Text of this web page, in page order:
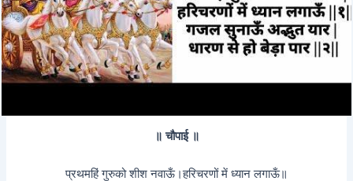
॥ चौपाई ॥
प्रथमहिं गुरुको शीश नवाऊँ।हरिचरणों में ध्यान लगाऊँ॥